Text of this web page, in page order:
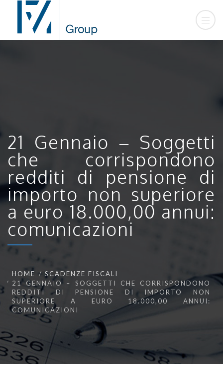
21 Gennaio – Soggetti
che corrispondono
redditi di pensione di
importo non superiore
a euro 18.000,00 annui:
comunicazioni
HOME
SCADENZE FISCALI
21 GENNAIO – SOGGETTI CHE CORRISPONDONO
REDDITI DI PENSIONE DI IMPORTO NON
SUPERIORE A EURO 18.000,00 ANNUI:
COMUNICAZIONI